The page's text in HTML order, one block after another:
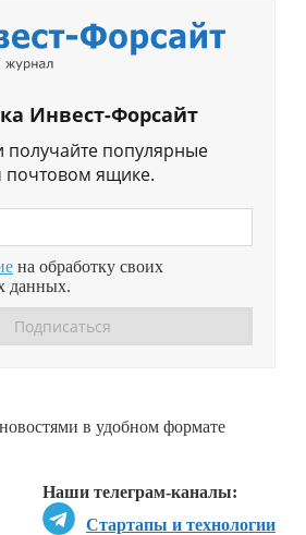
Инвест-Форсайт
популярные
почтовом ящике.
на обработку своих
данных.
в удобном формате
Наши телеграм-каналы:
Стартапы и технологии